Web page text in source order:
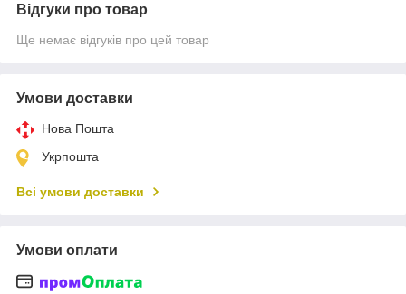
Відгуки про товар
Ще немає відгуків про цей товар
Умови доставки
Нова Пошта
Укрпошта
Всі умови доставки
Умови оплати